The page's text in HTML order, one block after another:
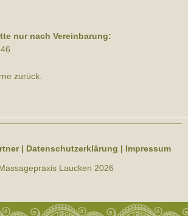
nur nach Vereinbarung:
zurück.
| Datenschutzerklärung | Impressum
Laucken 2026